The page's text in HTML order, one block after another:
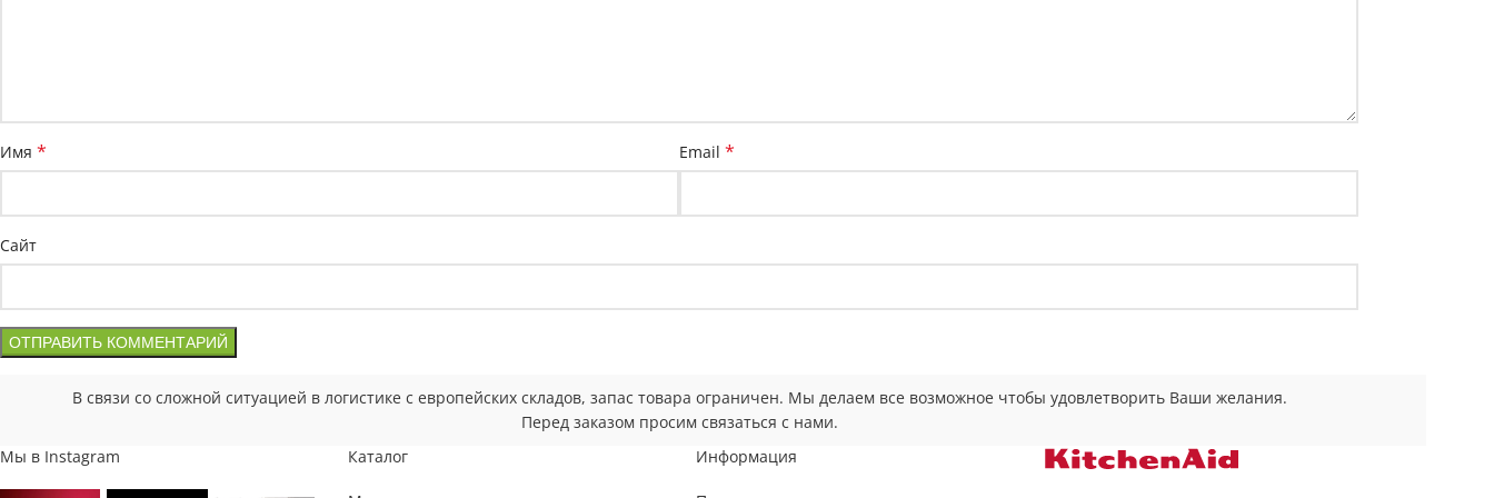
Имя * Email *
Сайт
В связи со сложной ситуацией в логистике с европейских складов, запас товара ограничен. Мы делаем все возможное чтобы удовлетворить Ваши желания.
Перед заказом просим связаться с нами.
Мы в Instagram
Каталог Информация